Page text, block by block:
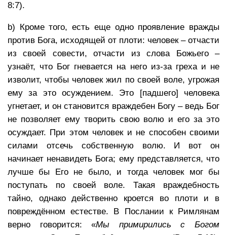
8:7).
b) Кроме того, есть еще одно проявление вражды
против Бога, исходящей от плоти: человек – отчасти
из своей совести, отчасти из слова Божьего –
узнаёт, что Бог гневается на него из-за греха и не
изволит, чтобы человек жил по своей воле, угрожая
ему за это осуждением. Это [падшего] человека
угнетает, и он становится враждебен Богу – ведь Бог
не позволяет ему творить свою волю и его за это
осуждает. При этом человек и не способен своими
силами отсечь собственную волю. И вот он
начинает ненавидеть Бога; ему представляется, что
лучше бы Его не было, и тогда человек мог бы
поступать по своей воле. Такая враждебность
тайно, однако действенно кроется во плоти и в
повреждённом естестве. В Послании к Римлянам
верно говорится: «Мы примирились с Богом